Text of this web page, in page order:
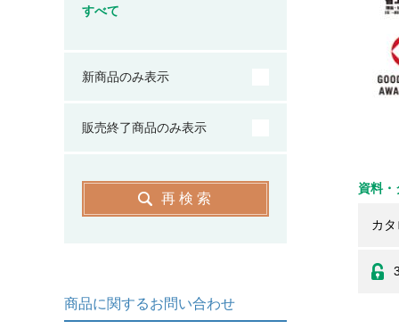
資料・
カ
すべて
新商品のみ表示
販売終了商品のみ表示
再検索
商品に関するお問い合わせ